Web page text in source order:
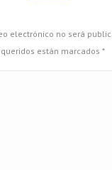
electrónico no será
están marcados *